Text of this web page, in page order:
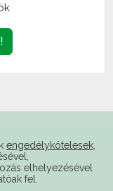
engedélykötelesek
elhelyezésével
fel.